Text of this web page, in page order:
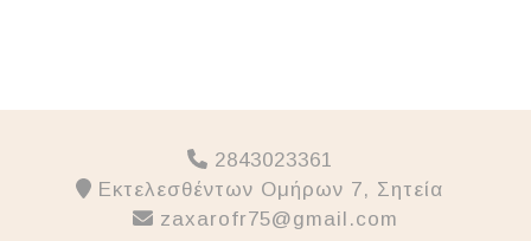
2843023361
Εκτελεσθέντων Ομήρων 7, Σητεία
zaxarofr75@gmail.com